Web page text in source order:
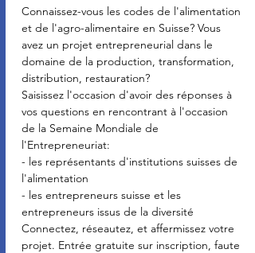
Connaissez-vous les codes de l'alimentation
et de l'agro-alimentaire en Suisse? Vous
avez un projet entrepreneurial dans le
domaine de la production, transformation,
distribution, restauration?
Saisissez l'occasion d'avoir des réponses à
vos questions en rencontrant à l'occasion
de la Semaine Mondiale de
l'Entrepreneuriat:
- les représentants d'institutions suisses de
l'alimentation
- les entrepreneurs suisse et les
entrepreneurs issus de la diversité
Connectez, réseautez, et affermissez votre
projet. Entrée gratuite sur inscription, faute